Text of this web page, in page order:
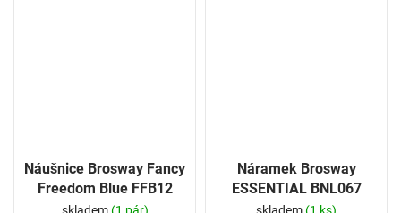
Náušnice Brosway Fancy
Freedom Blue FFB12
Náramek Brosway
ESSENTIAL BNL067